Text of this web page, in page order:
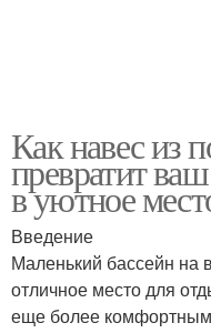
Как навес из
превратит
в уютное
Введение
Маленький бассейн на
отличное место для
еще более